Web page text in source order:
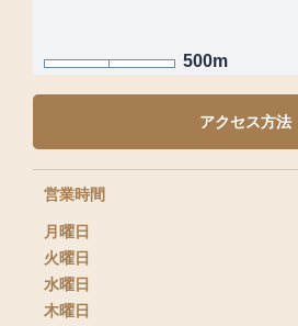
500m
営業時間
月曜日
火曜日
水曜日
木曜日
アクセス方法